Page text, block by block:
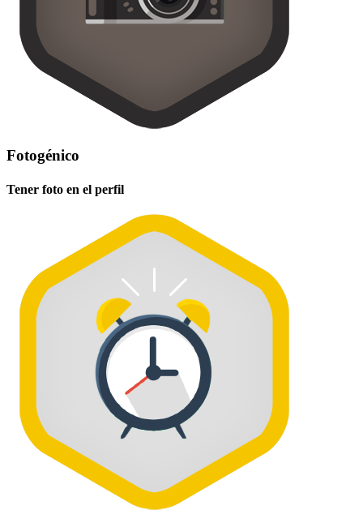
Fotogénico
Tener foto en el perfil